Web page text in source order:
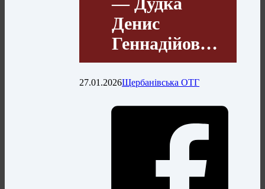
Денис
Геннадійов…
27.01.2026Щербанівська ОТГ